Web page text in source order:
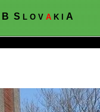
B S L O V A K I A